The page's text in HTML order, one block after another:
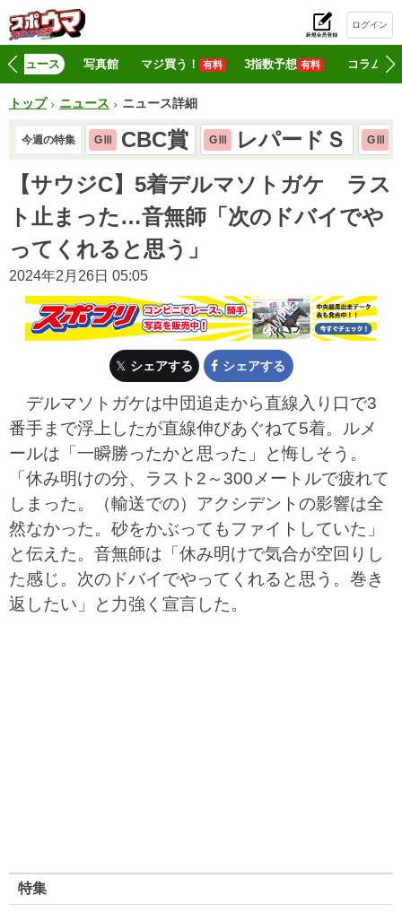
ログイン
ニュース 写真館 マジ買う！ 有料 3指数予想 有料 コラム
トップ ニュース ニュース詳細
今週の特集 GⅢ CBC賞 GⅢ レパードＳ GⅢ
【サウジC】5着デルマソトガケ ラス
ト止まった…音無師「次のドバイでや
ってくれると思う」
2024年2月26日 05:05
シェアする シェアする
デルマソトガケは中団追走から直線入り口で3
番手まで浮上したが直線伸びあぐねて5着。ルメ
ールは「一瞬勝ったかと思った」と悔しそう。
「休み明けの分、ラスト2～300メートルで疲れて
しまった。（輸送での）アクシデントの影響は全
然なかった。砂をかぶってもファイトしていた」
と伝えた。音無師は「休み明けで気合が空回りし
た感じ。次のドバイでやってくれると思う。巻き
返したい」と力強く宣言した。
特集